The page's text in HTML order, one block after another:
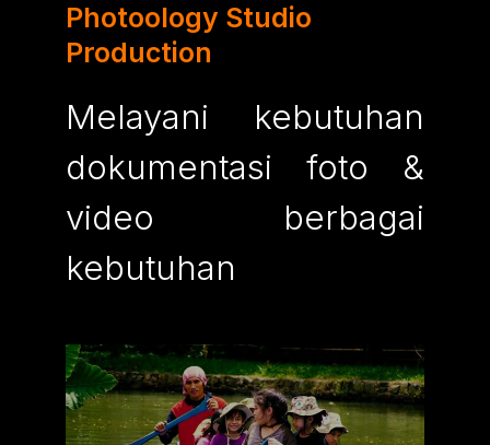
Photoology Studio
Production
Melayani kebutuhan
dokumentasi foto &
video berbagai
kebutuhan